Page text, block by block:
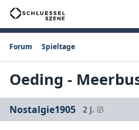
Forum Spieltage
Oeding -
Nostalgie1905 2 J.